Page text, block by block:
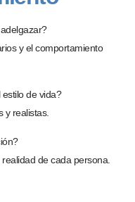
y el comportamiento
de vida?
y realistas.
n?
de cada persona.